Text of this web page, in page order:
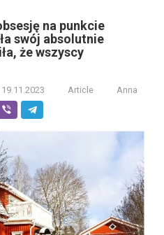
na punkcie
swój absolutnie
że wszyscy
19.11.2023 Article Anna